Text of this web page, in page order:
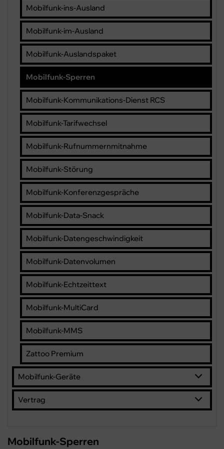
Mobilfunk-ins-Ausland
Mobilfunk-im-Ausland
Mobilfunk-Auslandspaket
Mobilfunk-Sperren
Mobilfunk-Kommunikations-Dienst RCS
Mobilfunk-Tarifwechsel
Mobilfunk-Rufnummernmitnahme
Mobilfunk-Störung
Mobilfunk-Konferenzgespräche
Mobilfunk-Data-Snack
Mobilfunk-Datengeschwindigkeit
Mobilfunk-Datenvolumen
Mobilfunk-Echtzeittext
Mobilfunk-MultiCard
Mobilfunk-MMS
Zattoo Premium
Mobilfunk-Geräte
Vertrag
Mobilfunk-Sperren